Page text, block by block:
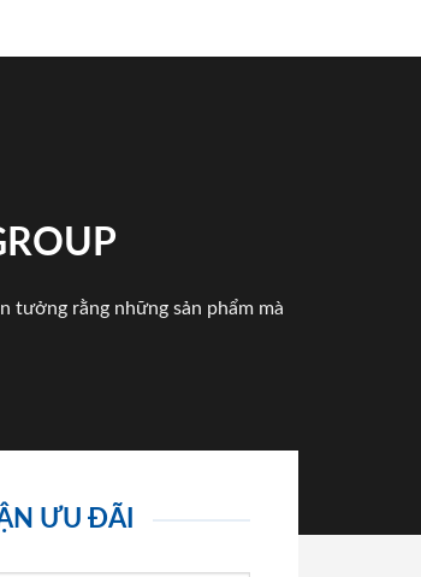
tưởng rằng những sản phẩm mà
ƯU ĐÃI